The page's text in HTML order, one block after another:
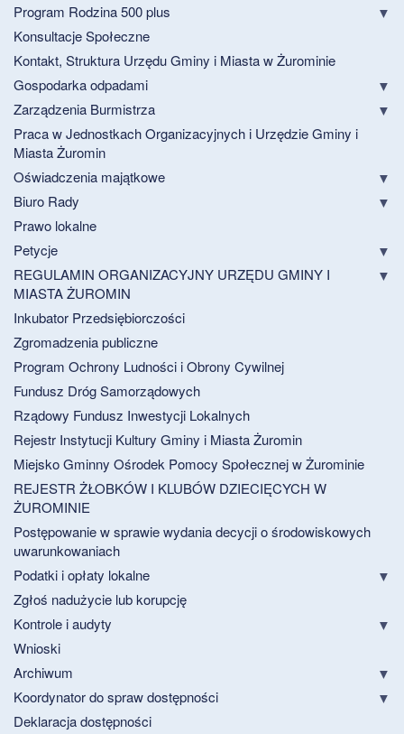
Program Rodzina 500 plus
Konsultacje Społeczne
Kontakt, Struktura Urzędu Gminy i Miasta w Żurominie
Gospodarka odpadami
Zarządzenia Burmistrza
Praca w Jednostkach Organizacyjnych i Urzędzie Gminy i
Miasta Żuromin
Oświadczenia majątkowe
Biuro Rady
Prawo lokalne
Petycje
REGULAMIN ORGANIZACYJNY URZĘDU GMINY I
MIASTA ŻUROMIN
Inkubator Przedsiębiorczości
Zgromadzenia publiczne
Program Ochrony Ludności i Obrony Cywilnej
Fundusz Dróg Samorządowych
Rządowy Fundusz Inwestycji Lokalnych
Rejestr Instytucji Kultury Gminy i Miasta Żuromin
Miejsko Gminny Ośrodek Pomocy Społecznej w Żurominie
REJESTR ŻŁOBKÓW I KLUBÓW DZIECIĘCYCH W
ŻUROMINIE
Postępowanie w sprawie wydania decycji o środowiskowych
uwarunkowaniach
Podatki i opłaty lokalne
Zgłoś nadużycie lub korupcję
Kontrole i audyty
Wnioski
Archiwum
Koordynator do spraw dostępności
Deklaracja dostępności